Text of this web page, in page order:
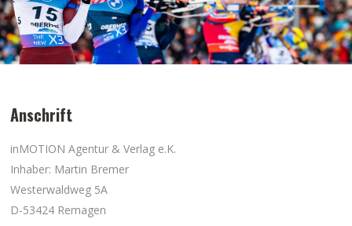
Anschrift
inMOTION Agentur & Verlag e.K.
Inhaber: Martin Bremer
Westerwaldweg 5A
D-53424 Remagen